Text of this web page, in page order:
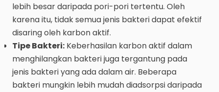
lebih besar daripada pori-pori tertentu. Oleh
karena itu, tidak semua jenis bakteri dapat efektif
disaring oleh karbon aktif.
Tipe Bakteri:Keberhasilan karbon aktif dalam
menghilangkan bakteri juga tergantung pada
jenis bakteri yang ada dalam air. Beberapa
bakteri mungkin lebih mudah diadsorpsi daripada